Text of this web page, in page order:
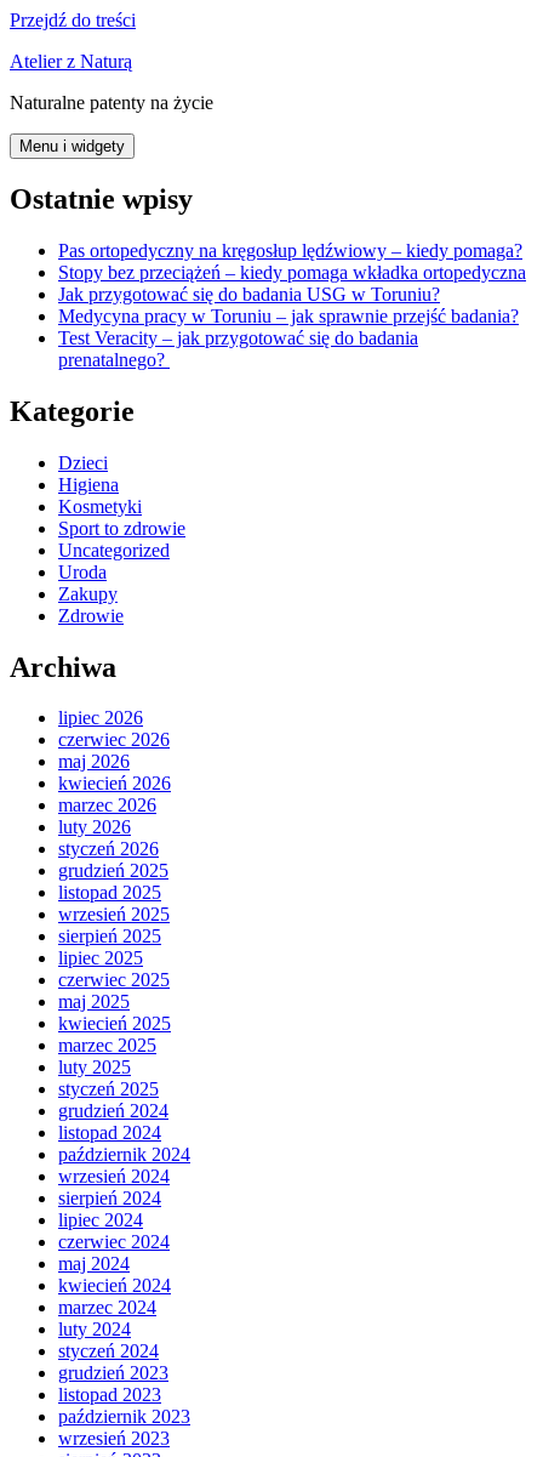
Przejdź do treści
Atelier z Naturą
Naturalne patenty na życie
Menu i widgety
Ostatnie wpisy
Pas ortopedyczny na kręgosłup lędźwiowy – kiedy pomaga?
Stopy bez przeciążeń – kiedy pomaga wkładka ortopedyczna
Jak przygotować się do badania USG w Toruniu?
Medycyna pracy w Toruniu – jak sprawnie przejść badania?
Test Veracity – jak przygotować się do badania
prenatalnego?
Kategorie
Dzieci
Higiena
Kosmetyki
Sport to zdrowie
Uncategorized
Uroda
Zakupy
Zdrowie
Archiwa
lipiec 2026
czerwiec 2026
maj 2026
kwiecień 2026
marzec 2026
luty 2026
styczeń 2026
grudzień 2025
listopad 2025
wrzesień 2025
sierpień 2025
lipiec 2025
czerwiec 2025
maj 2025
kwiecień 2025
marzec 2025
luty 2025
styczeń 2025
grudzień 2024
listopad 2024
październik 2024
wrzesień 2024
sierpień 2024
lipiec 2024
czerwiec 2024
maj 2024
kwiecień 2024
marzec 2024
luty 2024
styczeń 2024
grudzień 2023
listopad 2023
październik 2023
wrzesień 2023